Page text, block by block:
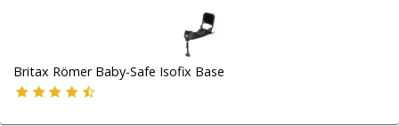
Britax Römer Baby-Safe Isofix Base